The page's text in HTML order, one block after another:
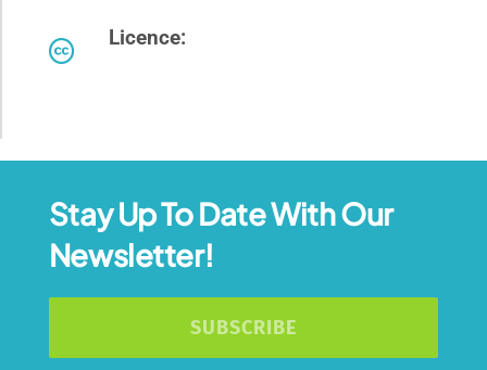
Licence:
Stay Up To Date With Our
Newsletter!
SUBSCRIBE